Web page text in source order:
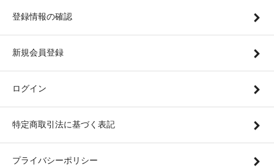
登録情報の確認
新規会員登録
ログイン
特定商取引法に基づく表記
プライバシーポリシー